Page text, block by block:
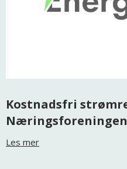
Kostnadsfri
Les mer